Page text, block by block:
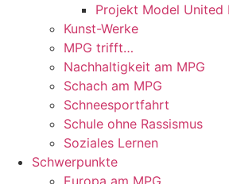
Projekt Model United
Kunst-Werke
MPG trifft…
Nachhaltigkeit am MPG
Schach am MPG
Schneesportfahrt
Schule ohne Rassismus
Soziales Lernen
Schwerpunkte
Europa am MPG